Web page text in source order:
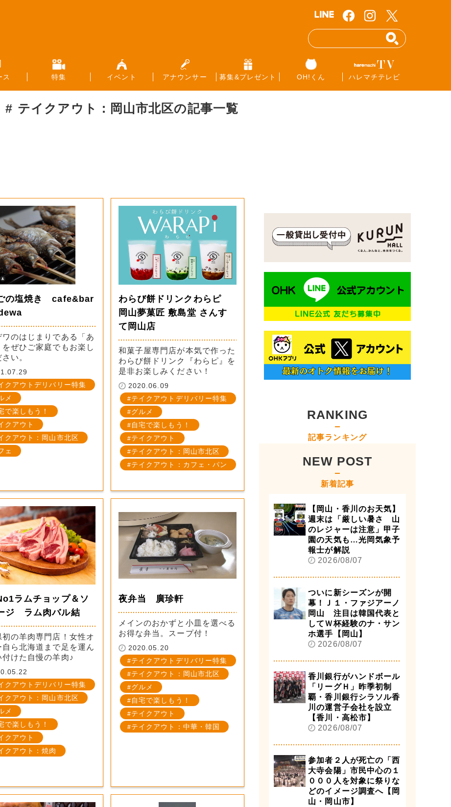
ス 特集 イベント アナウンサー 募集&プレゼント OH!くん ハレマチテレビ
テイクアウト：岡山市北区の記事一覧
の塩焼き cafe&bar
ワのはじまりである「あ
をぜひご家庭でもお楽し
い。
クアウトデリバリー特集
メ
で楽しもう！
クアウト
クアウト：岡山市北区
ェ
わらび餅ドリンクわらピ
岡山夢菓匠 敷島堂 さんす
て岡山店
和菓子屋専門店が本気で作った
わらび餅ドリンク『わらピ』を
是非お楽しみください！
2020.06.09
テイクアウトデリバリー特集
グルメ
自宅で楽しもう！
テイクアウト
テイクアウト：岡山市北区
テイクアウト：カフェ・パン
ラムチョップ＆ソ
ジ ラム肉バル結
初の羊肉専門店！女性オ
自ら北海道まで足を運ん
付けた自慢の羊肉♪
クアウトデリバリー特集
クアウト：岡山市北区
メ
で楽しもう！
クアウト
クアウト：焼肉
夜弁当 廣珍軒
メインのおかずと小皿を選べる
お得な弁当。スープ付！
2020.05.20
テイクアウトデリバリー特集
テイクアウト：岡山市北区
グルメ
自宅で楽しもう！
テイクアウト
テイクアウト：中華・韓国
RANKING
記事ランキング
NEW POST
新着記事
【岡山・香川のお天気】
週末は「厳しい暑さ 山
のレジャーは注意」甲子
園の天気も…光岡気象予
報士が解説
2026/08/07
ついに新シーズンが開
幕！Ｊ１・ファジアーノ
岡山 注目は韓国代表と
してＷ杯経験のナ・サン
ホ選手【岡山】
2026/08/07
香川銀行がハンドボール
「リーグＨ」昨季初制
覇・香川銀行シラソル香
川の運営子会社を設立
【香川・高松市】
2026/08/07
参加者２人が死亡の「西
大寺会陽」市民中心の１
０００人を対象に祭りな
どのイメージ調査へ【岡
山・岡山市】